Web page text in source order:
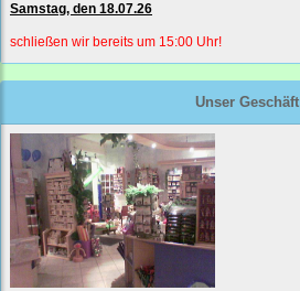
Samstag, den 18.07.26
schließen wir bereits um 15:00 Uhr!
Unser Geschäft